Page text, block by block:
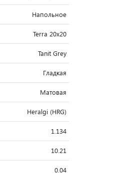
Напольное
Terra 20x20
Tanit Grey
Гладкая
Матовая
Heralgi (HRG)
1.134
10.21
0.04